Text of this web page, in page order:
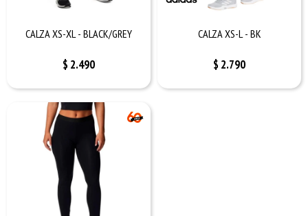
CALZA XS-XL - BLACK/GREY
$ 2.490
CALZA XS-L - BK
$ 2.790